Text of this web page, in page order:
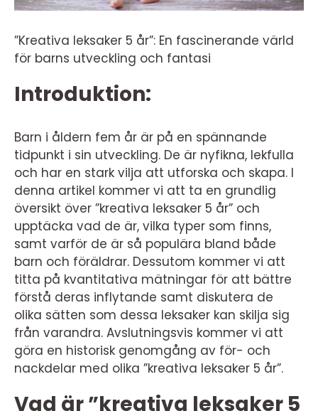
”Kreativa leksaker 5 år”: En fascinerande värld
för barns utveckling och fantasi
Introduktion:
Barn i åldern fem år är på en spännande
tidpunkt i sin utveckling. De är nyfikna, lekfulla
och har en stark vilja att utforska och skapa. I
denna artikel kommer vi att ta en grundlig
översikt över ”kreativa leksaker 5 år” och
upptäcka vad de är, vilka typer som finns,
samt varför de är så populära bland både
barn och föräldrar. Dessutom kommer vi att
titta på kvantitativa mätningar för att bättre
förstå deras inflytande samt diskutera de
olika sätten som dessa leksaker kan skilja sig
från varandra. Avslutningsvis kommer vi att
göra en historisk genomgång av för- och
nackdelar med olika ”kreativa leksaker 5 år”.
Vad är ”kreativa leksaker 5